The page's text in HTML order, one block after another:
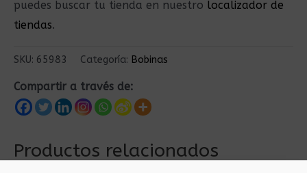
puedes buscar tu tienda en nuestro localizador de
tiendas.
SKU: 65983 Categoría: Bobinas
Compartir a través de:
Productos relacionados